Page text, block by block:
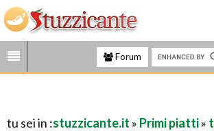
Forum
tu sei in :stuzzicante.it » Primi piatti»